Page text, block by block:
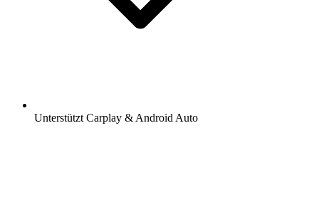
Unterstützt Carplay & Android Auto